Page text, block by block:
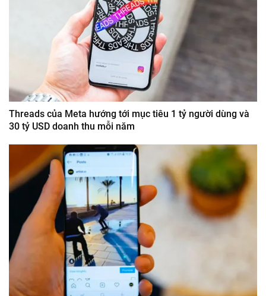
Threads của Meta hướng tới mục tiêu 1 tỷ người dùng và
30 tỷ USD doanh thu mỗi năm